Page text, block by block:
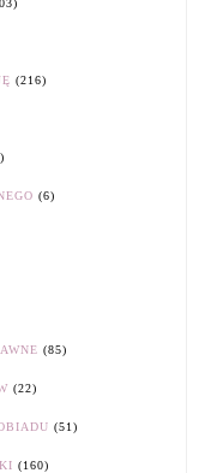
(216)
(6)
(85)
(22)
(51)
(160)